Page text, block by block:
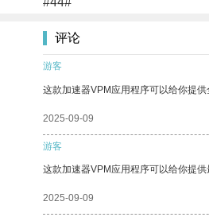
评论
游客
这款加速器VPM应用程序可以给你提供
2025-09-09
游客
这款加速器VPM应用程序可以给你提
2025-09-09